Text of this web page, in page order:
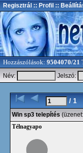
Regisztrál :: Profil ::
Hozzászólások: 9504070/21
Név:
Jelszó:
/ 1
Win sp3 telepítés (üzenet:
Télnagyapo